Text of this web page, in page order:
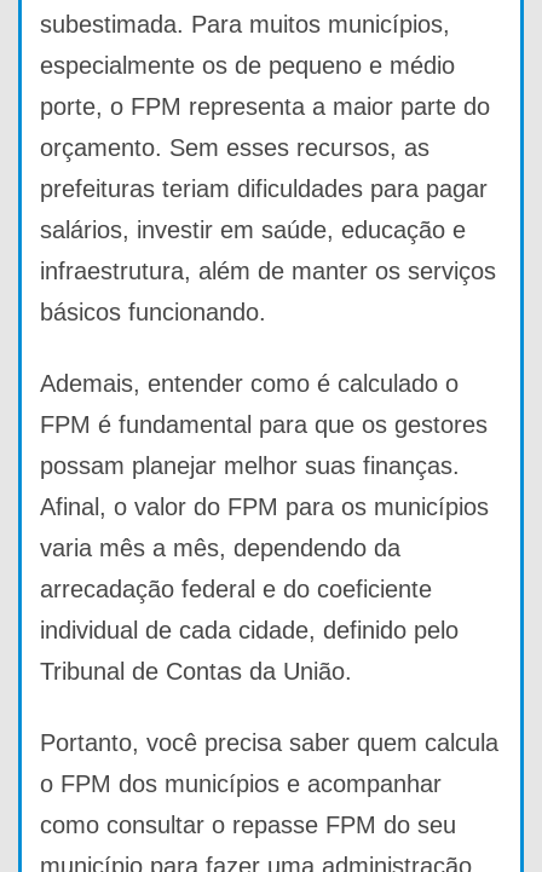
subestimada. Para muitos municípios,
especialmente os de pequeno e médio
porte, o FPM representa a maior parte do
orçamento. Sem esses recursos, as
prefeituras teriam dificuldades para pagar
salários, investir em saúde, educação e
infraestrutura, além de manter os serviços
básicos funcionando.
Ademais, entender como é calculado o
FPM é fundamental para que os gestores
possam planejar melhor suas finanças.
Afinal, o valor do FPM para os municípios
varia mês a mês, dependendo da
arrecadação federal e do coeficiente
individual de cada cidade, definido pelo
Tribunal de Contas da União.
Portanto, você precisa saber quem calcula
o FPM dos municípios e acompanhar
como consultar o repasse FPM do seu
município para fazer uma administração